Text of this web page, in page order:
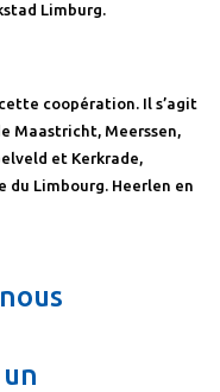
Limburg.
coopération. Il s’agit
Maastricht, Meerssen,
et Kerkrade,
Limbourg. Heerlen en